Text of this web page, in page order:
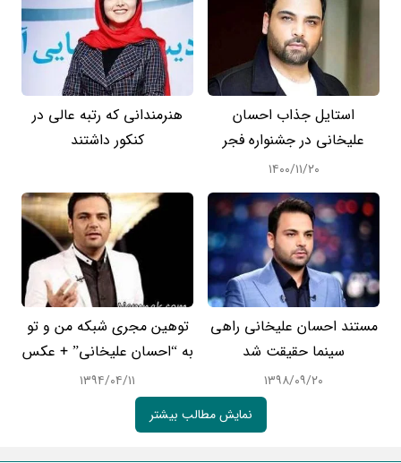
استایل جذاب احسان
علیخانی در جشنواره فجر
۱۴۰۰/۱۱/۲۰
هنرمندانی که رتبه عالی در
کنکور داشتند
مستند احسان علیخانی راهی
سینما حقیقت شد
۱۳۹۸/۰۹/۲۰
توهین مجری شبکه من و تو
به “احسان علیخانی” + عکس
۱۳۹۴/۰۴/۱۱
نمایش مطالب بیشتر